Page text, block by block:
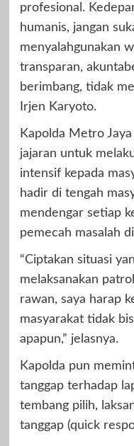
profesional.
humanis, jangan
menyalahgunakan
transparan,
berimbang, tidak
Irjen Karyoto.
Kapolda Metro
jajaran untuk
intensif kepada
hadir di tengah
mendengar setiap
pemecah masalah
“Ciptakan situasi
melaksanakan
rawan, saya harap
masyarakat tidak
apapun,” jelasnya.
Kapolda pun
tanggap terhadap
tembang pilih,
tanggap (quick